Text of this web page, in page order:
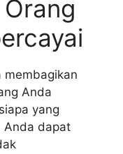
membagikan
Anda
yang
Anda dapat